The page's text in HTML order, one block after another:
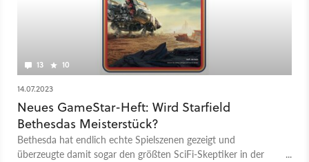
13 10
14.07.2023
Neues GameStar-Heft: Wird Starfield
Bethesdas Meisterstück?
Bethesda hat endlich echte Spielszenen gezeigt und
überzeugte damit sogar den größten SciFi-Skeptiker in der